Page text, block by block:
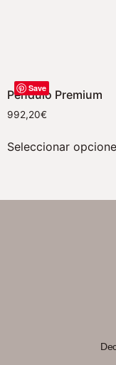
Save
Péndulo Premium
992,20€
Seleccionar